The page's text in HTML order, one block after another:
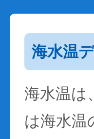
海水温
海水温は
は海水温